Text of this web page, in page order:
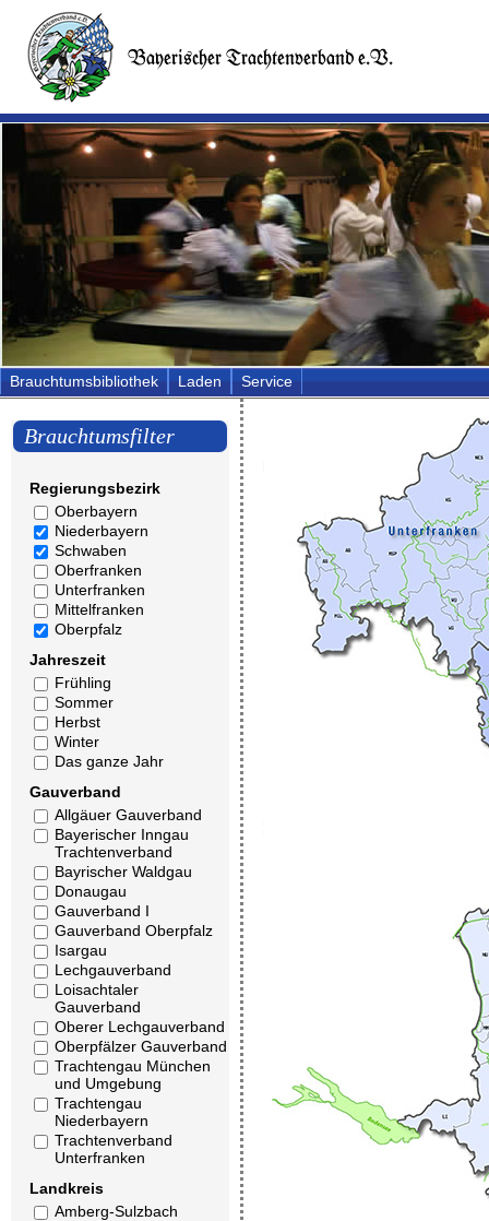
Brauchtumsbibliothek Laden Service
Brauchtumsfilter
Regierungsbezirk
Oberbayern
Niederbayern
Schwaben
Oberfranken
Unterfranken
Mittelfranken
Oberpfalz
Jahreszeit
Frühling
Sommer
Herbst
Winter
Das ganze Jahr
Gauverband
Allgäuer Gauverband
Bayerischer Inngau
Trachtenverband
Bayrischer Waldgau
Donaugau
Gauverband I
Gauverband Oberpfalz
Isargau
Lechgauverband
Loisachtaler
Gauverband
Oberer Lechgauverband
Oberpfälzer Gauverband
Trachtengau München
und Umgebung
Trachtengau
Niederbayern
Trachtenverband
Unterfranken
Landkreis
Amberg-Sulzbach